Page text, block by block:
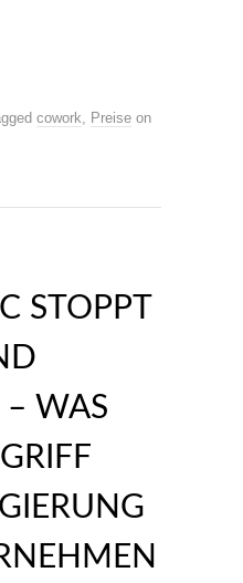
cowork, Preise on
STOPPT
WAS